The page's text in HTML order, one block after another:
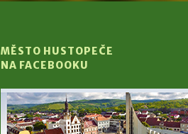
MĚSTO HUSTOPEČE
NA FACEBOOKU